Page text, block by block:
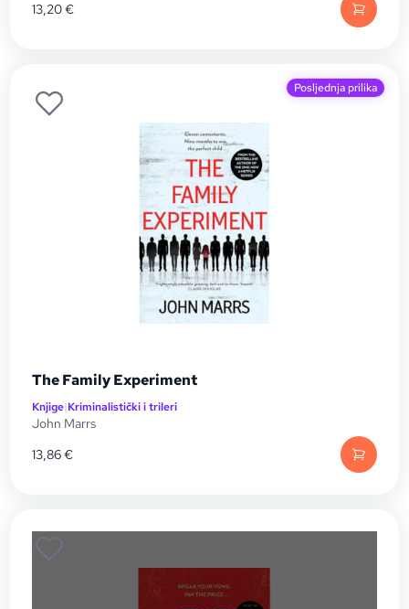
13,20€
Posljednja prilika
The Family Experiment
Knjige|Kriminalistički i trileri
John Marrs
13,86€